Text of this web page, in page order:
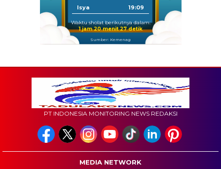
Isya 19:09
Waktu sholat berikutnya dalam:
1 jam 20 menit 25 detik
Sumber: Kemenag
PT INDONESIA MONITORING NEWS REDAKSI
MEDIA NETWORK